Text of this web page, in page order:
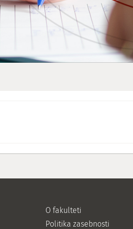
O fakulteti
Politika zasebnosti